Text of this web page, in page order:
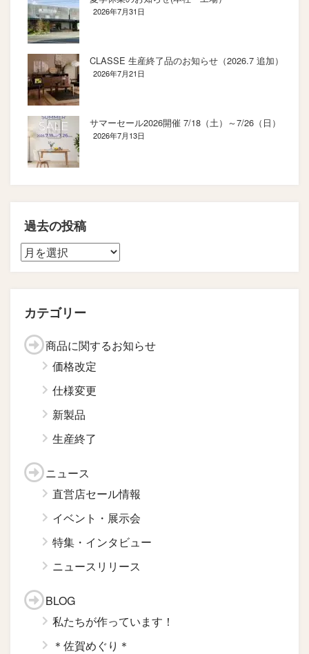
2026年7月31日
CLASSE 生産終了品のお知らせ（2026.7 追加）
2026年7月21日
サマーセール2026開催 7/18（土）～7/26（日）
2026年7月13日
過去の投稿
カテゴリー
商品に関するお知らせ
価格改定
仕様変更
新製品
生産終了
ニュース
直営店セール情報
イベント・展示会
特集・インタビュー
ニュースリリース
BLOG
私たちが作っています！
＊佐賀めぐり＊